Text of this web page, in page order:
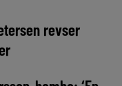
revser